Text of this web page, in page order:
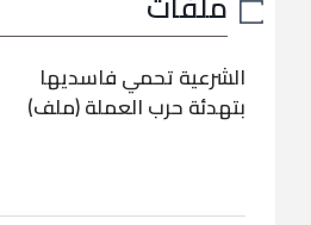
الشرعية تحمي فاسديها
بتهدئة حرب العملة (ملف)